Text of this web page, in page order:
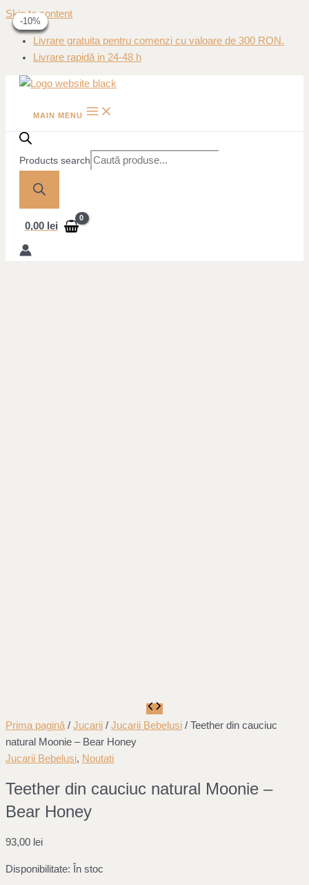
Skip to content
Livrare gratuita pentru comenzi cu valoare de 300 RON.
Livrare rapidă in 24-48 h
MAIN MENU
Products search
0,00 lei
Prima pagină / Jucarii / Jucarii Bebelusi / Teether din cauciuc
natural Moonie – Bear Honey
Jucarii Bebelusi, Noutati
Teether din cauciuc natural Moonie –
Bear Honey
93,00 lei
Disponibilitate: În stoc
-20%
-20%
-25%
-25%
-10%
-10%